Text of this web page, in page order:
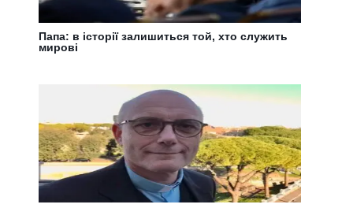
Папа: в історії залишиться той, хто служить
мирові